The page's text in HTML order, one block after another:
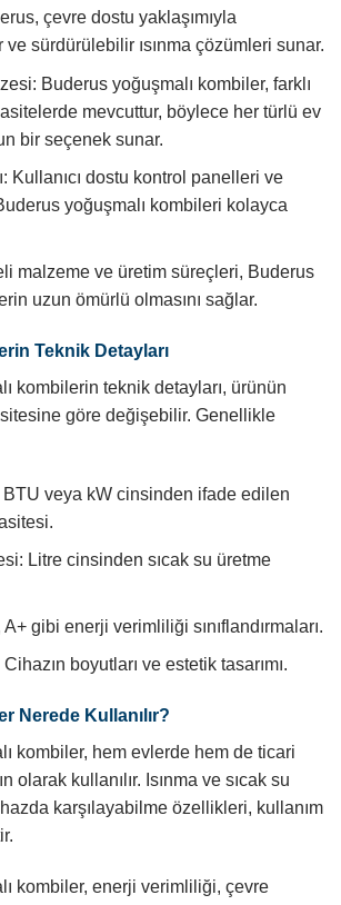
çevre dostu yaklaşımıyla
ve sürdürülebilir ısınma çözümleri sunar.
Buderus yoğuşmalı kombiler, farklı
mevcuttur, böylece her türlü ev
bir seçenek sunar.
Kullanıcı dostu kontrol panelleri ve
yoğuşmalı kombileri kolayca
malzeme ve üretim süreçleri, Buderus
uzun ömürlü olmasını sağlar.
Teknik Detayları
kombilerin teknik detayları, ürünün
göre değişebilir. Genellikle
BTU veya kW cinsinden ifade edilen
Litre cinsinden sıcak su üretme
A+ gibi enerji verimliliği sınıflandırmaları.
boyutları ve estetik tasarımı.
Nerede Kullanılır?
kombiler, hem evlerde hem de ticari
olarak kullanılır. Isınma ve sıcak su
karşılayabilme özellikleri, kullanım
kombiler, enerji verimliliği, çevre